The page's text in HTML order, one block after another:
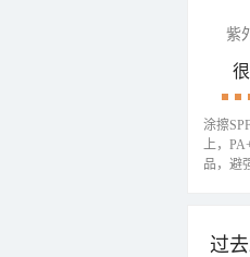
紫
涂擦
上，
品，避
过